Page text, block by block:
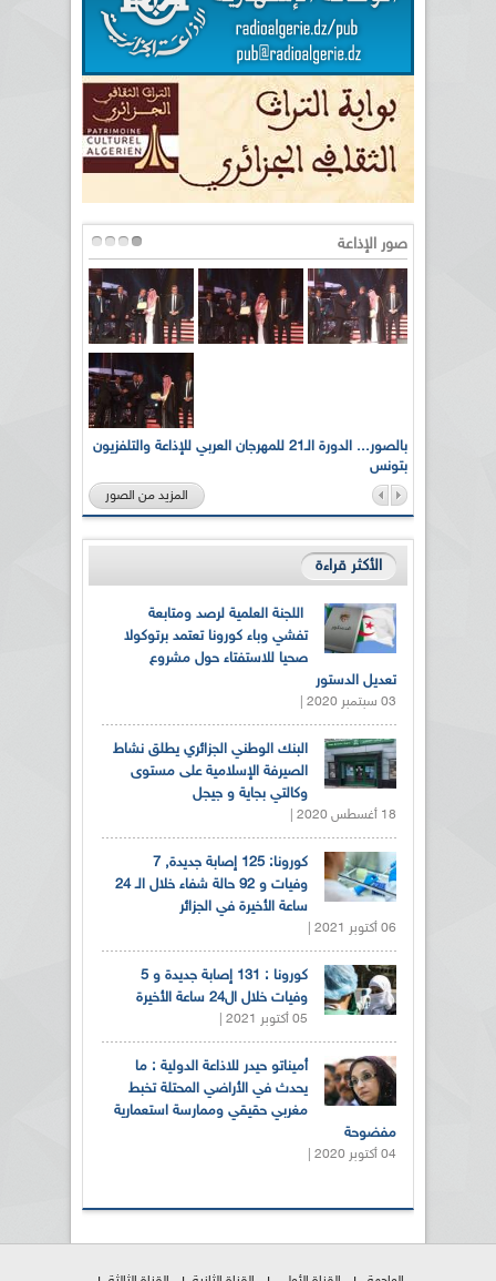
صور الإذاعة
بالصور... الدورة الـ21 للمهرجان العربي للإذاعة والتلفزيون
بتونس
المزيد من الصور
الأكثر قراءة
اللجنة العلمية لرصد ومتابعة
تفشي وباء كورونا تعتمد برتوكولا
صحيا للاستفتاء حول مشروع
تعديل الدستور
03 سبتمبر 2020 |
البنك الوطني الجزائري يطلق نشاط
الصيرفة الإسلامية على مستوى
وكالتي بجاية و جيجل
18 أغسطس 2020 |
كورونا: 125 إصابة جديدة, 7
وفيات و 92 حالة شفاء خلال الـ 24
ساعة الأخيرة في الجزائر
06 أكتوبر 2021 |
كورونا : 131 إصابة جديدة و 5
وفيات خلال ال24 ساعة الأخيرة
05 أكتوبر 2021 |
أميناتو حيدر للاذاعة الدولية : ما
يحدث في الأراضي المحتلة تخبط
مغربي حقيقي وممارسة استعمارية
مفضوحة
04 أكتوبر 2020 |